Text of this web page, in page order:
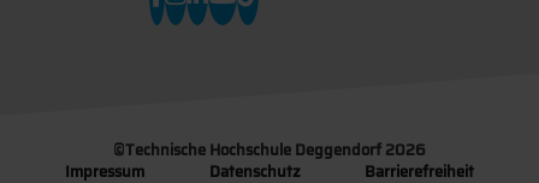
©Technische Hochschule Deggendorf 2026
Impressum
Datenschutz Barrierefreiheit